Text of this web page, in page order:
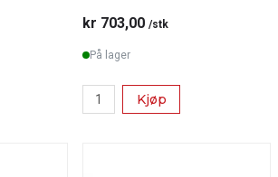
kr 703,00 /stk
På lager
Kjøp